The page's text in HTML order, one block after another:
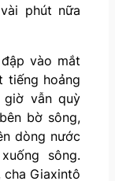
phút nữa
vào mắt
tiếng hoảng
giờ vẫn quỳ
bờ sông,
dòng nước
sông.
cha Giaxintô